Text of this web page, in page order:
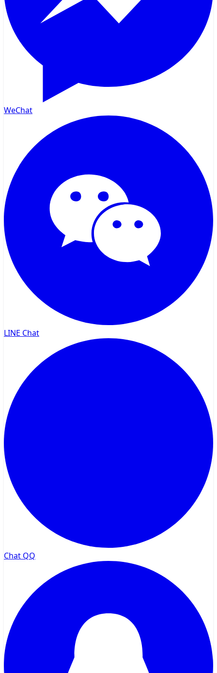
WeChat
LINE Chat
Chat QQ